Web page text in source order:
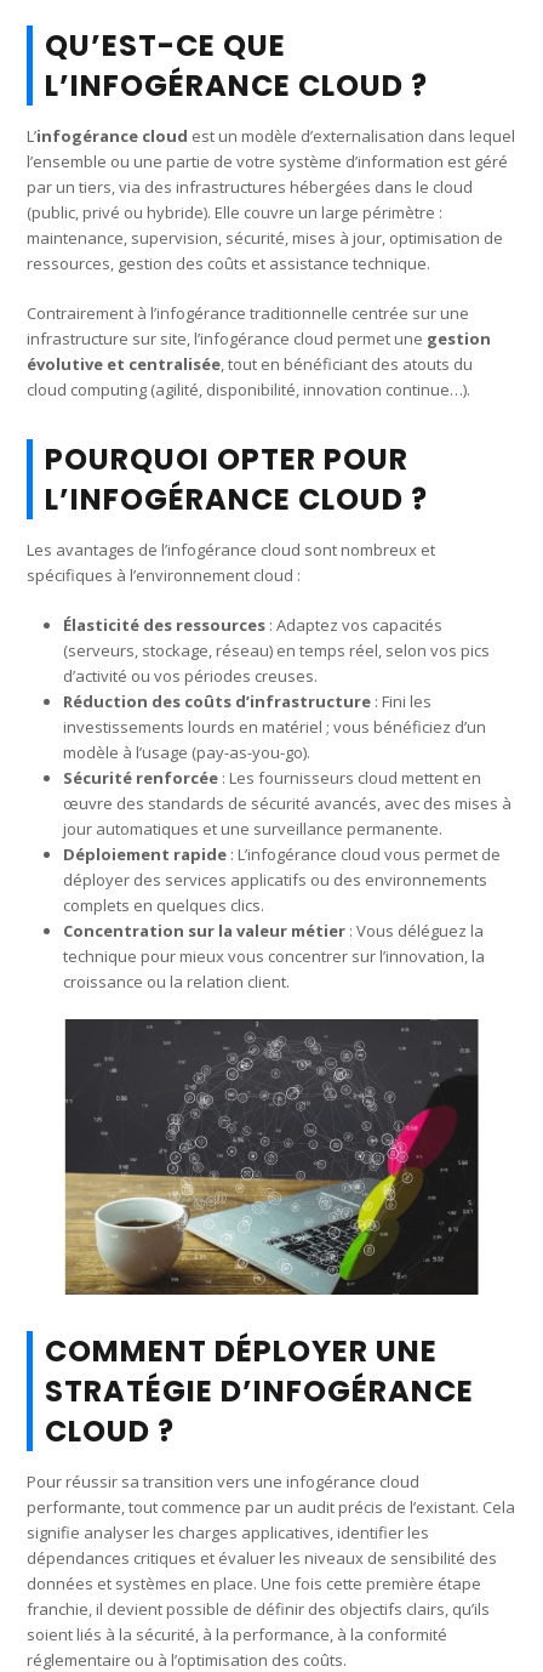
QU’EST-CE QUE
L’INFOGÉRANCE CLOUD ?
L’infogérance cloud est un modèle d’externalisation dans lequel
l’ensemble ou une partie de votre système d’information est géré
par un tiers, via des infrastructures hébergées dans le cloud
(public, privé ou hybride). Elle couvre un large périmètre :
maintenance, supervision, sécurité, mises à jour, optimisation de
ressources, gestion des coûts et assistance technique.
Contrairement à l’infogérance traditionnelle centrée sur une
infrastructure sur site, l’infogérance cloud permet une gestion
évolutive et centralisée, tout en bénéficiant des atouts du
cloud computing (agilité, disponibilité, innovation continue…).
POURQUOI OPTER POUR
L’INFOGÉRANCE CLOUD ?
Les avantages de l’infogérance cloud sont nombreux et
spécifiques à l’environnement cloud :
Élasticité des ressources : Adaptez vos capacités
(serveurs, stockage, réseau) en temps réel, selon vos pics
d’activité ou vos périodes creuses.
Réduction des coûts d’infrastructure : Fini les
investissements lourds en matériel ; vous bénéficiez d’un
modèle à l’usage (pay-as-you-go).
Sécurité renforcée : Les fournisseurs cloud mettent en
œuvre des standards de sécurité avancés, avec des mises à
jour automatiques et une surveillance permanente.
Déploiement rapide : L’infogérance cloud vous permet de
déployer des services applicatifs ou des environnements
complets en quelques clics.
Concentration sur la valeur métier : Vous déléguez la
technique pour mieux vous concentrer sur l’innovation, la
croissance ou la relation client.
COMMENT DÉPLOYER UNE
STRATÉGIE D’INFOGÉRANCE
CLOUD ?
Pour réussir sa transition vers une infogérance cloud
performante, tout commence par un audit précis de l’existant. Cela
signifie analyser les charges applicatives, identifier les
dépendances critiques et évaluer les niveaux de sensibilité des
données et systèmes en place. Une fois cette première étape
franchie, il devient possible de définir des objectifs clairs, qu’ils
soient liés à la sécurité, à la performance, à la conformité
réglementaire ou à l’optimisation des coûts.